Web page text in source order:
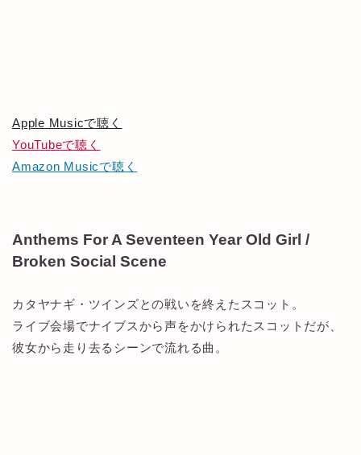
Apple Musicで聴く
YouTubeで聴く
Amazon Musicで聴く
Anthems For A Seventeen Year Old Girl /
Broken Social Scene
カタヤナギ・ツインズとの戦いを終えたスコット。
ライブ会場でナイブスから声をかけられたスコットだが、
彼女から走り去るシーンで流れる曲。